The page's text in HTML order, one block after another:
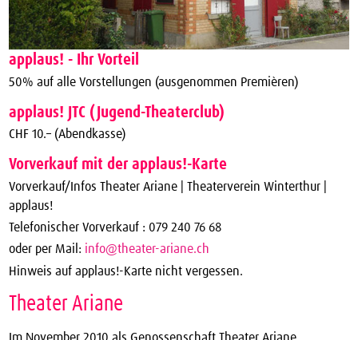
applaus! - Ihr Vorteil
50% auf alle Vorstellungen (ausgenommen Premièren)
applaus! JTC (Jugend-Theaterclub)
CHF 10.– (Abendkasse)
Vorverkauf mit der applaus!-Karte
Vorverkauf/Infos Theater Ariane | Theaterverein Winterthur |
applaus!
Telefonischer Vorverkauf : 079 240 76 68
oder per Mail: info@theater-ariane.ch
Hinweis auf applaus!-Karte nicht vergessen.
Theater Ariane
Im November 2010 als Genossenschaft Theater Ariane